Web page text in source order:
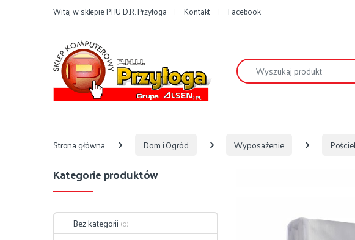
Przejdź do nawigacji
Przejdź do treściWitaj w sklepie PHU D.R. Przyłoga Kontakt Facebook
Szukaj:
Strona główna Dom i Ogród Wyposażenie
Kategorie produktów
Bez kategorii (0)